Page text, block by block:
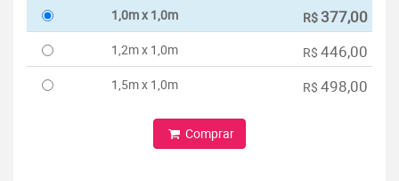
1,0m x 1,0m
R$ 377,00
1,2m x 1,0m R$ 446,00
1,5m x 1,0m R$ 498,00
Comprar